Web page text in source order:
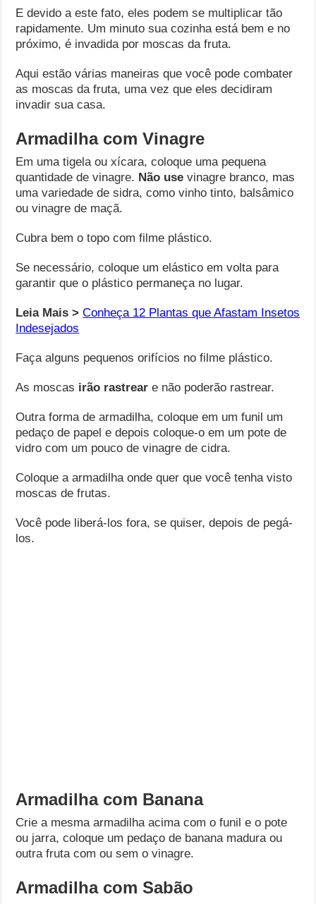
E devido a este fato, eles podem se multiplicar tão
rapidamente. Um minuto sua cozinha está bem e no
próximo, é invadida por moscas da fruta.
Aqui estão várias maneiras que você pode combater
as moscas da fruta, uma vez que eles decidiram
invadir sua casa.
Armadilha com Vinagre
Em uma tigela ou xícara, coloque uma pequena
quantidade de vinagre. Não use vinagre branco, mas
uma variedade de sidra, como vinho tinto, balsâmico
ou vinagre de maçã.
Cubra bem o topo com filme plástico.
Se necessário, coloque um elástico em volta para
garantir que o plástico permaneça no lugar.
Leia Mais > Conheça 12 Plantas que Afastam Insetos
Indesejados
Faça alguns pequenos orifícios no filme plástico.
As moscas irão rastrear e não poderão rastrear.
Outra forma de armadilha, coloque em um funil um
pedaço de papel e depois coloque-o em um pote de
vidro com um pouco de vinagre de cidra.
Coloque a armadilha onde quer que você tenha visto
moscas de frutas.
Você pode liberá-los fora, se quiser, depois de pegá-
los.
Armadilha com Banana
Crie a mesma armadilha acima com o funil e o pote
ou jarra, coloque um pedaço de banana madura ou
outra fruta com ou sem o vinagre.
Armadilha com Sabão